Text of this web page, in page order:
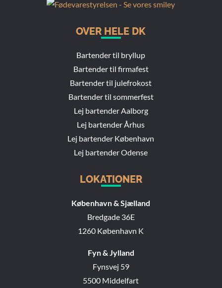
OVER HELE DK
Bartender til bryllup
Bartender til firmafest
Bartender til julefrokost
Bartender til sommerfest
Lej bartender Aalborg
Lej bartender Århus
Lej bartender København
Lej bartender Odense
LOKATIONER
København & Sjælland
Bredgade 36E
1260 København K
Fyn & Jylland
Fynsvej 59
5500 Middelfart